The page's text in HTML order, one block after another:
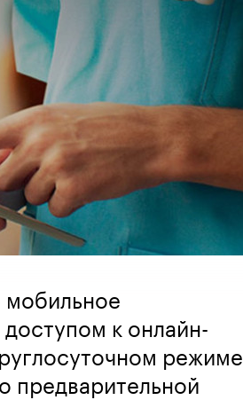
к онлайн-
режиме
предварительной